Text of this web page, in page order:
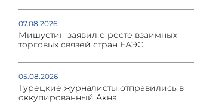
07.08.2026
Мишустин заявил о росте взаимных
торговых связей стран ЕАЭС
05.08.2026
Турецкие журналисты отправились в
оккупированный Акна